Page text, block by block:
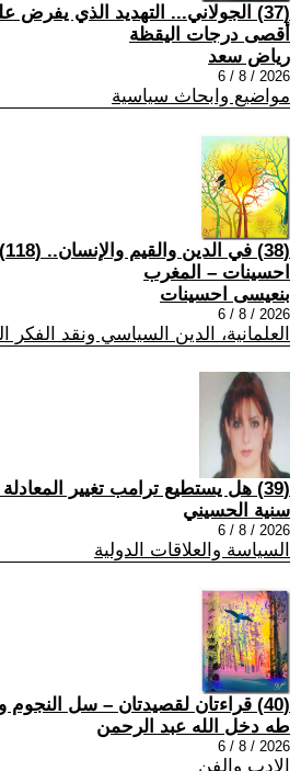
(37) الجولاني... التهديد الذي يفرض
أقصى درجات اليقظة
رياض سعد
2026 / 8 / 6
مواضيع وابحاث سياسية
احسينات – المغرب
بنعيسى احسينات
2026 / 8 / 6
العلمانية، الدين السياسي ونقد الفكر
(39) هل يستطيع ترامب تغيير المعادلة في غزة؟
سنية الحسيني
2026 / 8 / 6
السياسة والعلاقات الدولية
(40) قراءتان لقصيدتان – سل النجوم وطفح الحب
طه دخل الله عبد الرحمن
2026 / 8 / 6
الادب والفن